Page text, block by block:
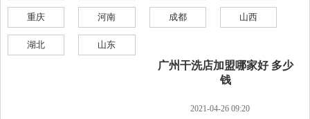
重庆 河南 成都 山西
湖北 山东
广州干洗店加盟哪家好 多少
钱
2021-04-26 09:20